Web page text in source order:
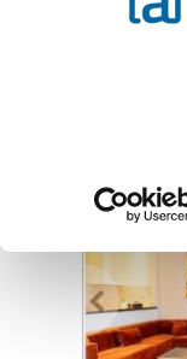
Alquiler pisos